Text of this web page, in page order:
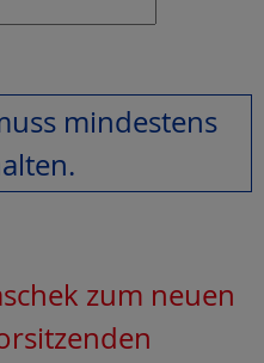
mindestens
zum neuen